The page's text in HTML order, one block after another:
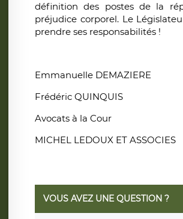
définition des postes de la
préjudice corporel. Le
prendre ses responsabilités !
Emmanuelle DEMAZIERE
Frédéric QUINQUIS
Avocats à la Cour
MICHEL LEDOUX ET ASSOCIES
VOUS AVEZ UNE QUESTION ?